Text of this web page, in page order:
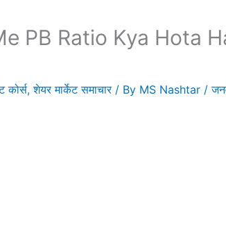
PB Ratio Kya Hota
कोर्स,शेयर मार्केट समाचार/ By MS Nashtar /